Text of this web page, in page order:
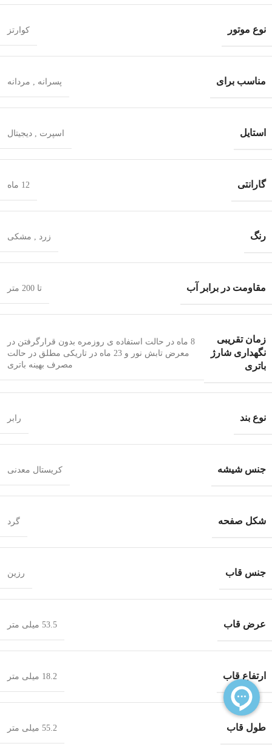
نوع موتور کوارتز
مناسب برای پسرانه , مردانه
استایل اسپرت , دیجیتال
گارانتی 12 ماه
رنگ زرد , مشکی
مقاومت در برابر آب تا 200 متر
زمان تقریبی
نگهداری شارژ
باتری
8 ماه در حالت استفاده ی روزمره بدون قرارگرفتن در
معرض تابش نور و 23 ماه در تاریکی مطلق در حالت
مصرف بهینه باتری
نوع بند رابر
جنس شیشه کریستال معدنی
شکل صفحه گرد
جنس قاب رزین
عرض قاب 53.5 میلی متر
ارتفاع قاب 18.2 میلی متر
طول قاب 55.2 میلی متر